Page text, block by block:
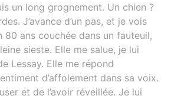
un long grognement. Un chien ?
J’avance d’un pas, et je vois
80 ans couchée dans un fauteuil,
sieste. Elle me salue, je lui
Lessay. Elle me répond
d’affolement dans sa voix.
et de l’avoir réveillée. Je lui